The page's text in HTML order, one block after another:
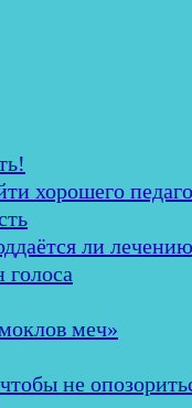
хорошего
ли
меч»
не